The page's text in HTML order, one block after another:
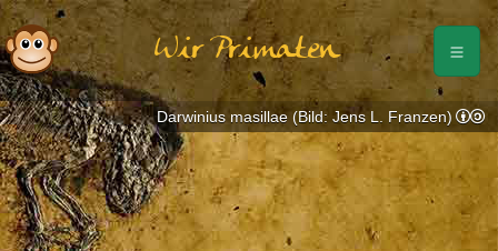
Wir Primaten
Darwinius masillae (Bild: Jens L. Franzen)